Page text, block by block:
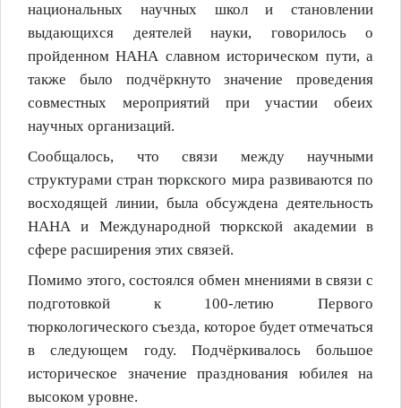
национальных научных школ и становлении
выдающихся деятелей науки, говорилось о
пройденном НАНА славном историческом пути, а
также было подчёркнуто значение проведения
совместных мероприятий при участии обеих
научных организаций.
Сообщалось, что связи между научными
структурами стран тюркского мира развиваются по
восходящей линии, была обсуждена деятельность
НАНА и Международной тюркской академии в
сфере расширения этих связей.
Помимо этого, состоялся обмен мнениями в связи с
подготовкой к 100-летию Первого
тюркологического съезда, которое будет отмечаться
в следующем году. Подчёркивалось большое
историческое значение празднования юбилея на
высоком уровне.